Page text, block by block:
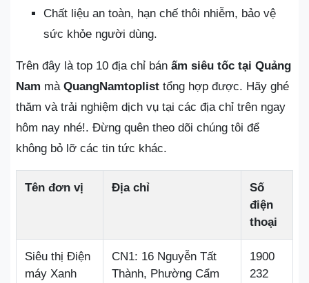
Chất liệu an toàn, hạn chế thôi nhiễm, bảo vệ
sức khỏe người dùng.
Trên đây là top 10 địa chỉ bán ấm siêu tốc tại Quảng
Nam mà QuangNamtoplist tổng hợp được. Hãy ghé
thăm và trải nghiệm dịch vụ tại các địa chỉ trên ngay
hôm nay nhé!. Đừng quên theo dõi chúng tôi để
không bỏ lỡ các tin tức khác.
Tên đơn vị Địa chỉ
Số
điện
thoại
Siêu thị Điện
máy Xanh
CN1: 16 Nguyễn Tất
Thành, Phường Cẩm
1900
232